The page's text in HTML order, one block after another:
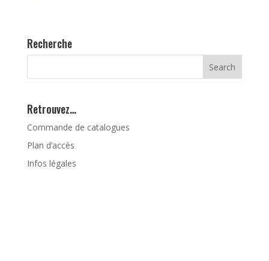
Recherche
Retrouvez…
Commande de catalogues
Plan d’accès
Infos légales